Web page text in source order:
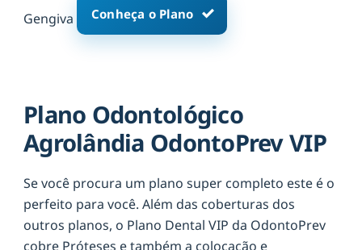
Gengiva Conheça o Plano
Plano Odontológico
Agrolândia OdontoPrev VIP
Se você procura um plano super completo este é o
perfeito para você. Além das coberturas dos
outros planos, o Plano Dental VIP da OdontoPrev
cobre Próteses e também a colocação e